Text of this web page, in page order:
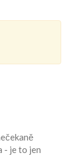
- je to jen